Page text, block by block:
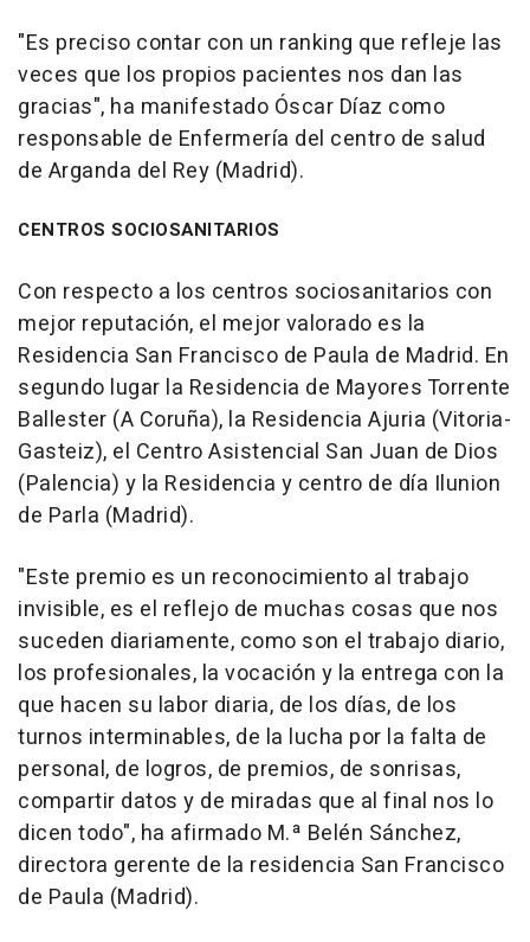
"Es preciso contar con un ranking que refleje las
veces que los propios pacientes nos dan las
gracias", ha manifestado Óscar Díaz como
responsable de Enfermería del centro de salud
de Arganda del Rey (Madrid).
CENTROS SOCIOSANITARIOS
Con respecto a los centros sociosanitarios con
mejor reputación, el mejor valorado es la
Residencia San Francisco de Paula de Madrid. En
segundo lugar la Residencia de Mayores Torrente
Ballester (A Coruña), la Residencia Ajuria (Vitoria-
Gasteiz), el Centro Asistencial San Juan de Dios
(Palencia) y la Residencia y centro de día Ilunion
de Parla (Madrid).
"Este premio es un reconocimiento al trabajo
invisible, es el reflejo de muchas cosas que nos
suceden diariamente, como son el trabajo diario,
los profesionales, la vocación y la entrega con la
que hacen su labor diaria, de los días, de los
turnos interminables, de la lucha por la falta de
personal, de logros, de premios, de sonrisas,
compartir datos y de miradas que al final nos lo
dicen todo", ha afirmado M.ª Belén Sánchez,
directora gerente de la residencia San Francisco
de Paula (Madrid).